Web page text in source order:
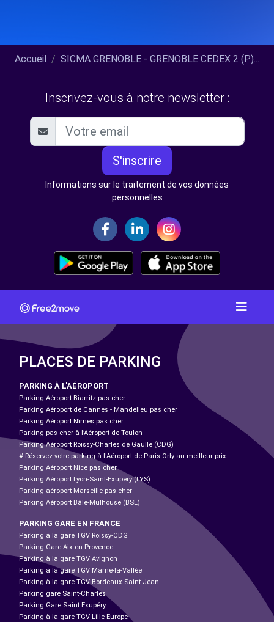
Accueil SICMA GRENOBLE - GRENOBLE CEDEX 2 (P)...
Inscrivez-vous à notre newsletter :
S'inscrire
Informations sur le traitement de vos données
personnelles
PLACES DE PARKING
PARKING À L'AÉROPORT
Parking Aéroport Biarritz pas cher
Parking Aéroport de Cannes - Mandelieu pas cher
Parking Aéroport Nîmes pas cher
Parking pas cher à l’Aéroport de Toulon
Parking Aéroport Roissy-Charles de Gaulle (CDG)
# Réservez votre parking à l'Aéroport de Paris-Orly au meilleur prix.
Parking Aéroport Nice pas cher
Parking Aéroport Lyon-Saint-Exupéry (LYS)
Parking aéroport Marseille pas cher
Parking Aéroport Bâle-Mulhouse (BSL)
PARKING GARE EN FRANCE
Parking à la gare TGV Roissy-CDG
Parking Gare Aix-en-Provence
Parking à la gare TGV Avignon
Parking à la gare TGV Marne-la-Vallée
Parking à la gare TGV Bordeaux Saint-Jean
Parking gare Saint-Charles
Parking Gare Saint Exupéry
Parking à la gare TGV Lille Europe